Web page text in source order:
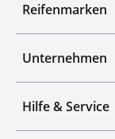
Reifenmarken
Unternehmen
Hilfe & Service